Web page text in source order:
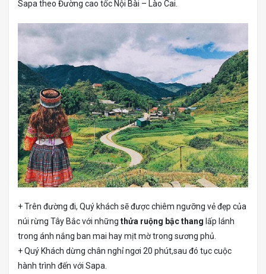
Sapa theo Đường cao tốc Nội Bài – Lào Cai.
+ Trên đường đi, Quý khách sẽ được chiêm ngưỡng vẻ đẹp của
núi rừng Tây Bắc với những thửa ruộng bậc thang lấp lánh
trong ánh nắng ban mai hay mịt mờ trong sương phủ.
+ Quý Khách dừng chân nghỉ ngơi 20 phút,sau đó tục cuộc
hành trình đến với Sapa.